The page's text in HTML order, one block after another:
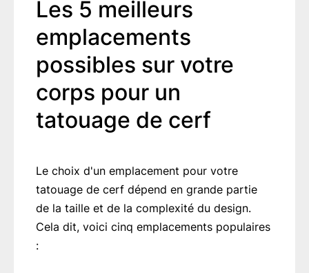
Les 5 meilleurs
emplacements
possibles sur votre
corps pour un
tatouage de cerf
Le choix d'un emplacement pour votre
tatouage de cerf dépend en grande partie
de la taille et de la complexité du design.
Cela dit, voici cinq emplacements populaires
: